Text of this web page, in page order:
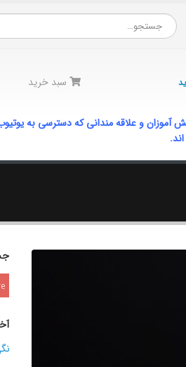
سبد خرید
آموزان و علاقه مندانی که دسترسی به